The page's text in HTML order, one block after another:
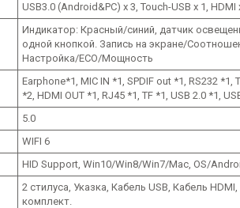
USB3.0 (Android&PC) х 3, Touch-USB х 1, HDMI
Индикатор: Красный/синий, датчик
одной кнопкой. Запись на экране/
Настройка/ECO/Мощность
Earphone*1, MIC IN *1, SPDIF out *1, RS232 *1,
*2, HDMI OUT *1, RJ45 *1, TF *1, USB 2.0 *1,
5.0
WIFI 6
HID Support, Win10/Win8/Win7/Mac, OS/
2 стилуса, Указка, Кабель USB, Кабель
комплект.